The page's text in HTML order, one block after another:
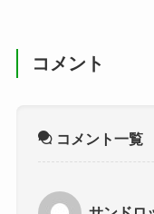
コメント
コメント一覧